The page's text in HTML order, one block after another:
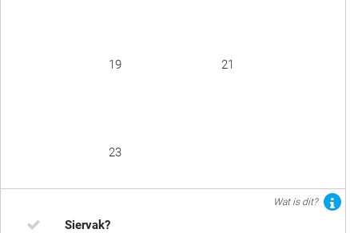
19 21
23
Wat is dit?
Siervak?